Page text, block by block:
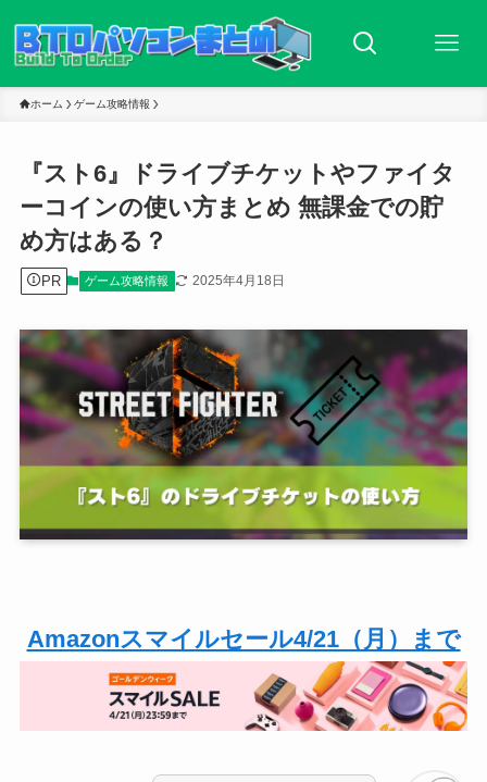
ホーム ゲーム攻略情報
『スト6』ドライブチケットやファイタ
ーコインの使い方まとめ 無課金での貯
め方はある？
PR ゲーム攻略情報 2025年4月18日
Amazonスマイルセール4/21（月）まで